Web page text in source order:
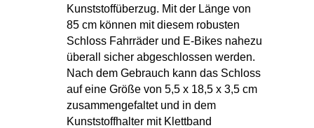
Kunststoffüberzug. Mit der Länge von
85 cm können mit diesem robusten
Schloss Fahrräder und E-Bikes nahezu
überall sicher abgeschlossen werden.
Nach dem Gebrauch kann das Schloss
auf eine Größe von 5,5 x 18,5 x 3,5 cm
zusammengefaltet und in dem
Kunststoffhalter mit Klettband